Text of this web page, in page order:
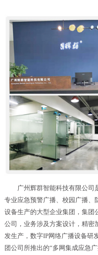
广州辉群智能科技有限公司
专业应急预警广播、校园广播、
设备生产的大型企业集团，集团
公司，业务涉及方案设计，精密
发生产，数字IP网络广播设备研
团公司所推出的“多网集成应急